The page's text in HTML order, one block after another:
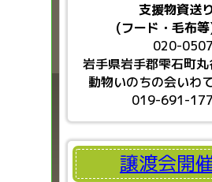
支援物資送
(フード・毛布
020-0507
岩手県岩手郡雫石町
動物いのちの会い
019-691-
譲渡会開